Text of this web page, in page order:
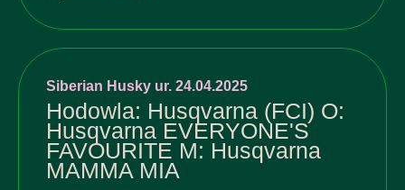
Siberian Husky ur. 24.04.2025
Hodowla: Husqvarna (FCI) O:
Husqvarna EVERYONE'S
FAVOURITE M: Husqvarna
MAMMA MIA